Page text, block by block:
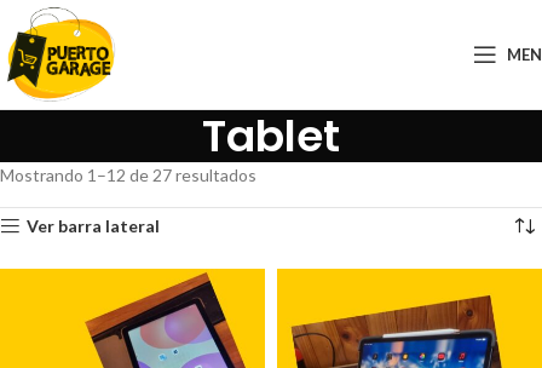
Tablet
Mostrando 1–12 de 27 resultados
Ver barra lateral